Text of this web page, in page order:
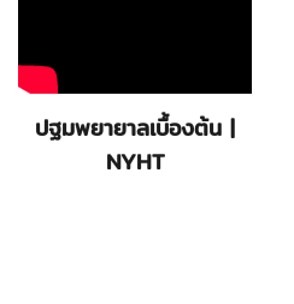
ปฐมพยายาลเบื้องต้น |
NYHT